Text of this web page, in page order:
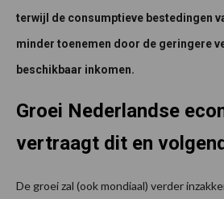
terwijl de consumptieve bestedingen
minder toenemen door de geringere
beschikbaar inkomen.
Groei Nederlandse
vertraagt dit en
De groei zal (ook mondiaal) verder